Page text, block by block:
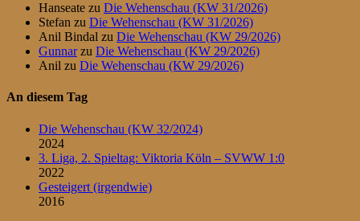
Hanseate zu Die Wehenschau (KW 31/2026)
Stefan zu Die Wehenschau (KW 31/2026)
Anil Bindal zu Die Wehenschau (KW 29/2026)
Gunnarzu Die Wehenschau (KW 29/2026)
Anil zu Die Wehenschau (KW 29/2026)
An diesem Tag
Die Wehenschau (KW 32/2024)
2024
3. Liga, 2. Spieltag: Viktoria Köln – SVWW 1:0
2022
Gesteigert (irgendwie)
2016